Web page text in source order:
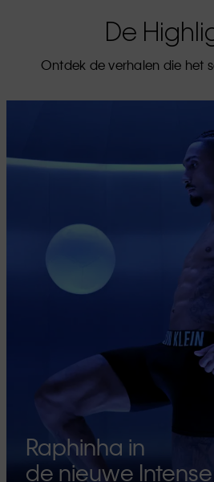
De
Ontdek de verhalen die het
Raphinha in
de nieuwe